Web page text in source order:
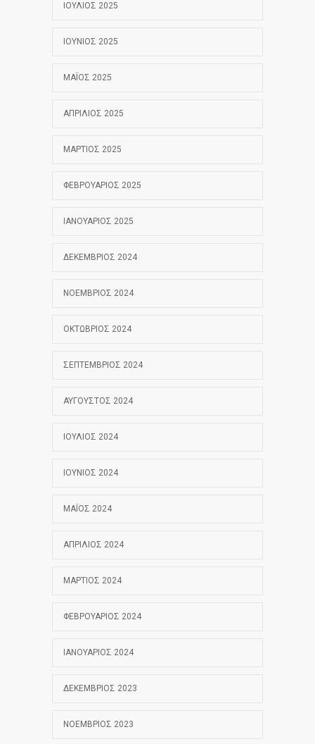
ΙΟΎΛΙΟΣ 2025
ΙΟΎΝΙΟΣ 2025
ΜΆΙΟΣ 2025
ΑΠΡΊΛΙΟΣ 2025
ΜΆΡΤΙΟΣ 2025
ΦΕΒΡΟΥΆΡΙΟΣ 2025
ΙΑΝΟΥΆΡΙΟΣ 2025
ΔΕΚΈΜΒΡΙΟΣ 2024
ΝΟΈΜΒΡΙΟΣ 2024
ΟΚΤΏΒΡΙΟΣ 2024
ΣΕΠΤΈΜΒΡΙΟΣ 2024
ΑΎΓΟΥΣΤΟΣ 2024
ΙΟΎΛΙΟΣ 2024
ΙΟΎΝΙΟΣ 2024
ΜΆΙΟΣ 2024
ΑΠΡΊΛΙΟΣ 2024
ΜΆΡΤΙΟΣ 2024
ΦΕΒΡΟΥΆΡΙΟΣ 2024
ΙΑΝΟΥΆΡΙΟΣ 2024
ΔΕΚΈΜΒΡΙΟΣ 2023
ΝΟΈΜΒΡΙΟΣ 2023